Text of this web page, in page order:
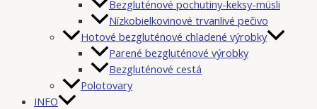
Bezgluténové pochutiny-keksy-müsli
Nízkobielkovinové trvanlivé pečivo
Hotové bezgluténové chladené výrobky
Parené bezgluténové výrobky
Bezgluténové cestá
Polotovary
INFO